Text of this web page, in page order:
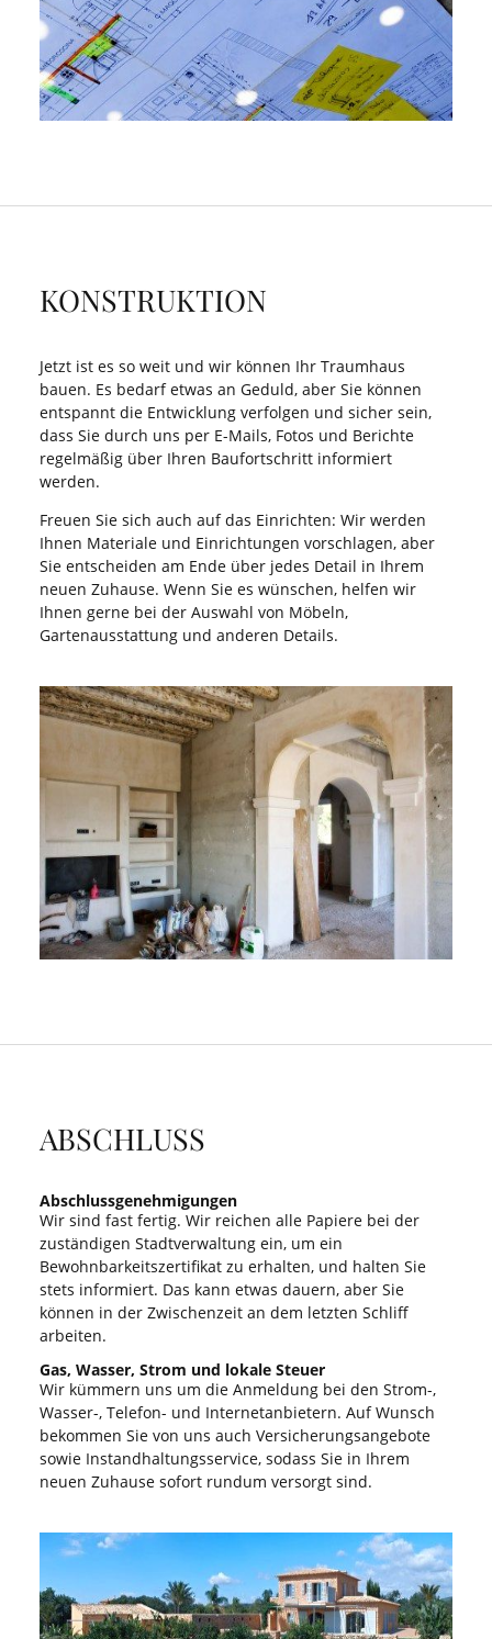
KONSTRUKTION
Jetzt ist es so weit und wir können Ihr Traumhaus
bauen. Es bedarf etwas an Geduld, aber Sie können
entspannt die Entwicklung verfolgen und sicher sein,
dass Sie durch uns per E-Mails, Fotos und Berichte
regelmäßig über Ihren Baufortschritt informiert
werden.
Freuen Sie sich auch auf das Einrichten: Wir werden
Ihnen Materiale und Einrichtungen vorschlagen, aber
Sie entscheiden am Ende über jedes Detail in Ihrem
neuen Zuhause. Wenn Sie es wünschen, helfen wir
Ihnen gerne bei der Auswahl von Möbeln,
Gartenausstattung und anderen Details.
ABSCHLUSS
Abschlussgenehmigungen
Wir sind fast fertig. Wir reichen alle Papiere bei der
zuständigen Stadtverwaltung ein, um ein
Bewohnbarkeitszertifikat zu erhalten, und halten Sie
stets informiert. Das kann etwas dauern, aber Sie
können in der Zwischenzeit an dem letzten Schliff
arbeiten.
Gas, Wasser, Strom und lokale Steuer
Wir kümmern uns um die Anmeldung bei den Strom-,
Wasser-, Telefon- und Internetanbietern. Auf Wunsch
bekommen Sie von uns auch Versicherungsangebote
sowie Instandhaltungsservice, sodass Sie in Ihrem
neuen Zuhause sofort rundum versorgt sind.